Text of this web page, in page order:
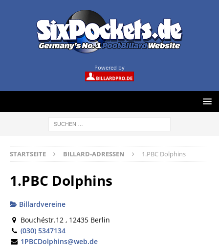
Powered by
STARTSEITE BILLARD-ADRESSEN 1.PBC Dolphins
1.PBC Dolphins
Billardvereine
Bouchéstr.12 , 12435 Berlin
(030) 5347134
1PBCDolphins@web.de